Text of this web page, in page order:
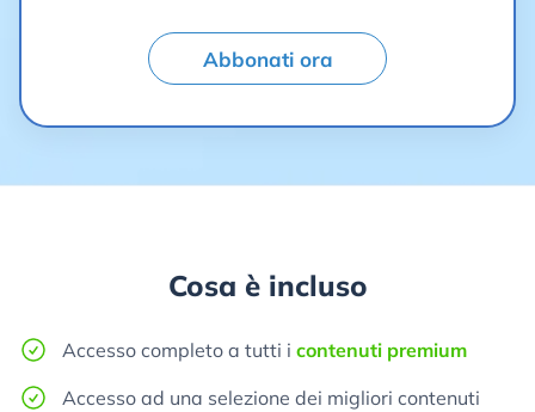
Abbonati ora
Cosa è incluso
Accesso completo a tutti i contenuti premium
Accesso ad una selezione dei migliori contenuti